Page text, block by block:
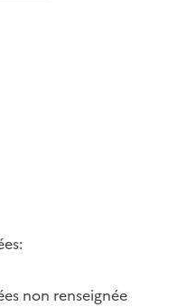
non renseignée